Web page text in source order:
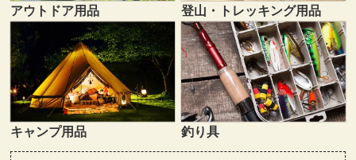
アウトドア用品 登山・トレッキング用品
キャンプ用品 釣り具